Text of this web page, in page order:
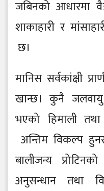
जबिनको आधारमा वै
शाकाहारी र
छ।
मानिस सर्वकांक्षी
खान्छ। कुनै जलवायु
भएको हिमाली तथा
अन्तिम विकल्प
बालीजन्य प्रो
अनुसन्धान तथा